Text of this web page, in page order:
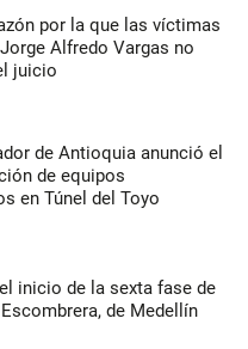
por la que las víctimas
Alfredo Vargas no
juicio
de Antioquia anunció el
de equipos
en Túnel del Toyo
inicio de la sexta fase de
de Medellín